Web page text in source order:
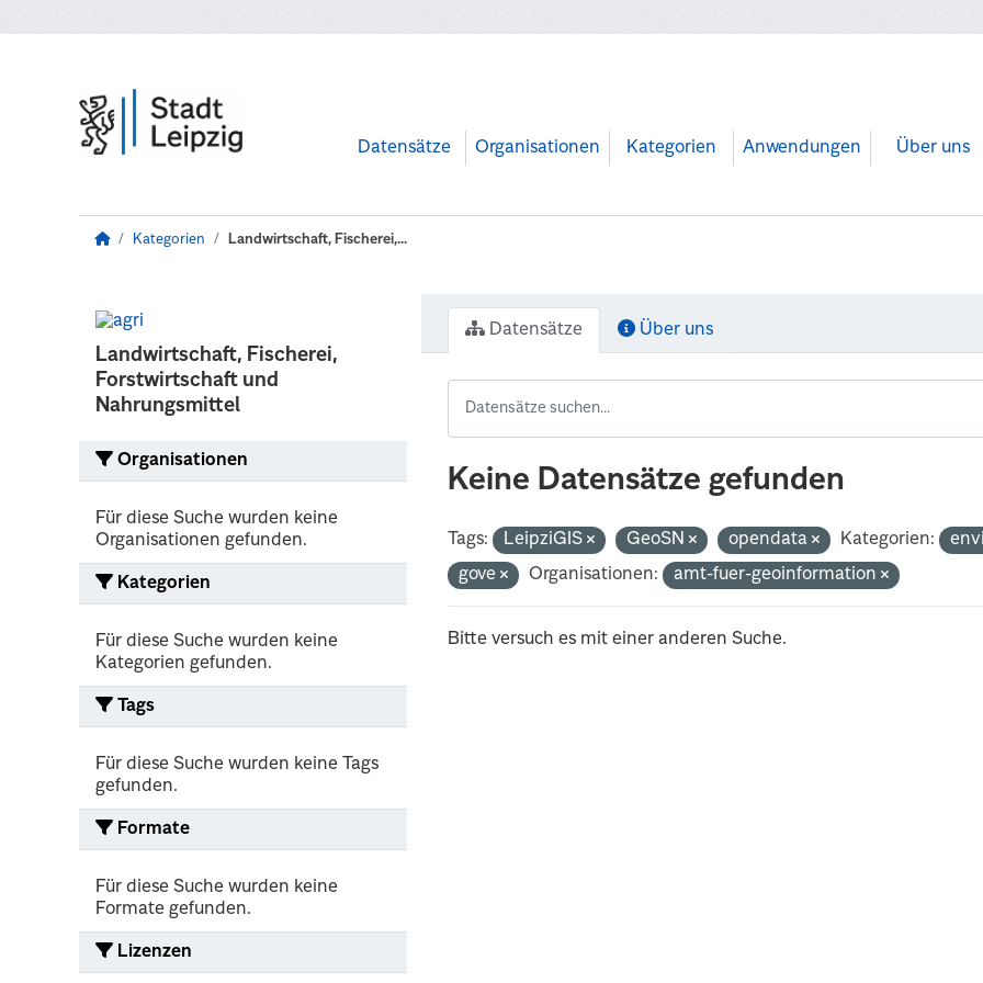
Datensätze Organisationen Kategorien Anwendungen Über uns
Kategorien Landwirtschaft, Fischerei,...
Landwirtschaft, Fischerei,
Forstwirtschaft und
Nahrungsmittel
Organisationen
Für diese Suche wurden keine
Organisationen gefunden.
Kategorien
Für diese Suche wurden keine
Kategorien gefunden.
Tags
Für diese Suche wurden keine Tags
gefunden.
Formate
Für diese Suche wurden keine
Formate gefunden.
Lizenzen
Datensätze Über uns
Keine Datensätze gefunden
Tags: LeipziGIS GeoSN opendata Kategorien:
gove
Organisationen: amt-fuer-geoinformation
Bitte versuch es mit einer anderen Suche.